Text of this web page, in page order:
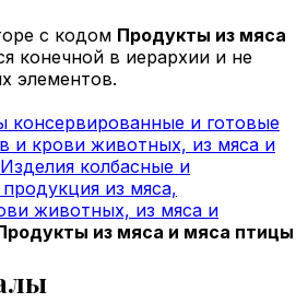
с кодом Продукты из мяса
конечной в иерархии и не
элементов.
консервированные и готовые
и крови животных, из мяса и
Изделия колбасные и
из мяса,
животных, из мяса и
из мяса и мяса птицы